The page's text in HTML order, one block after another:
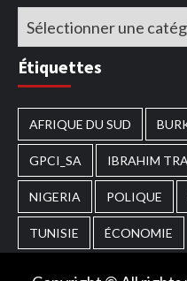
Catégories
Étiquettes
AFRIQUE DU SUD
GPCI_SA IBRAHIM
NIGERIA POLIQUE
TUNISIE ÉCONOMIE